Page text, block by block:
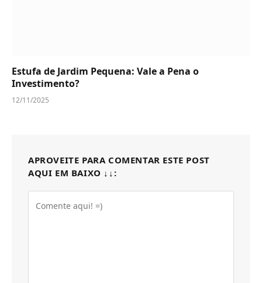
Estufa de Jardim Pequena: Vale a Pena o
Investimento?
12/11/2025
APROVEITE PARA COMENTAR ESTE POST
AQUI EM BAIXO ↓↓: